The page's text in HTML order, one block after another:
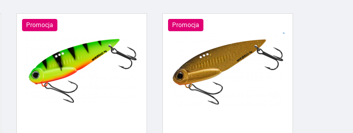
Promocja Promocja